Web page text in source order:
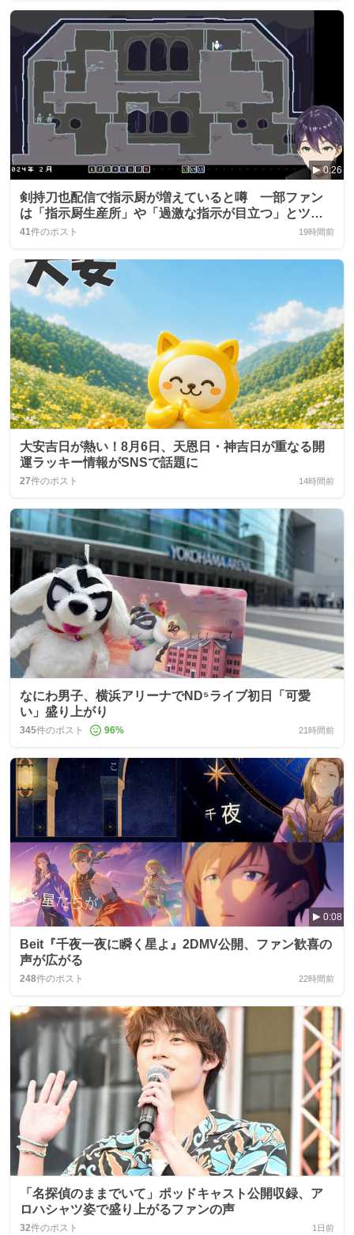
0:26
剣持刀也配信で指示厨が増えていると噂 一部ファン
は「指示厨生産所」や「過激な指示が目立つ」とツイ
ート
41件のポスト 19時間前
大安吉日が熱い！8月6日、天恩日・神吉日が重なる開
運ラッキー情報がSNSで話題に
27件のポスト 14時間前
なにわ男子、横浜アリーナでND⁵ライブ初日「可愛
い」盛り上がり
345件のポスト 96% 21時間前
0:08
Beit『千夜一夜に瞬く星よ』2DMV公開、ファン歓喜の
声が広がる
248件のポスト 22時間前
「名探偵のままでいて」ポッドキャスト公開収録、ア
ロハシャツ姿で盛り上がるファンの声
32件のポスト 1日前